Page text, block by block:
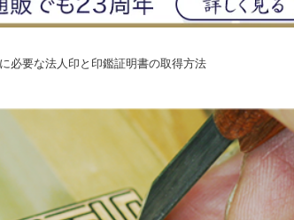
必要な法人印と印鑑証明書の取得方法